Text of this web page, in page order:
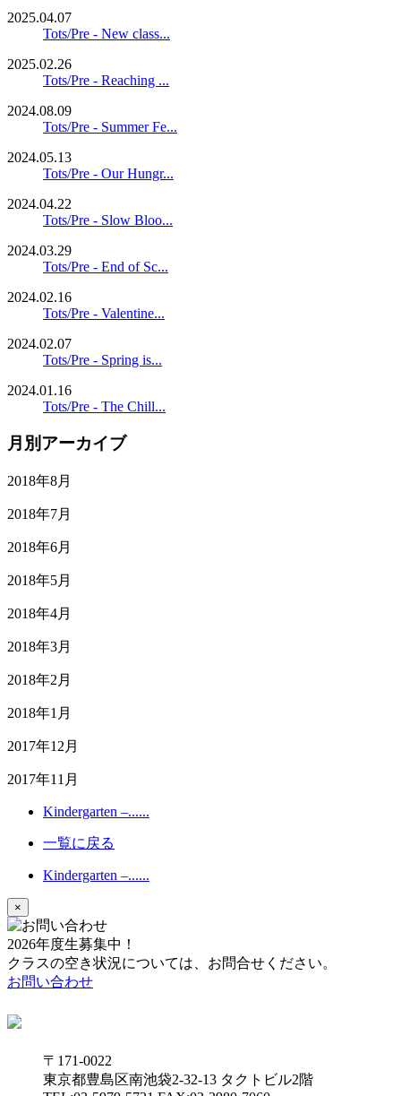
2025.04.07
Tots/Pre - New class...
2025.02.26
Tots/Pre - Reaching ...
2024.08.09
Tots/Pre - Summer Fe...
2024.05.13
Tots/Pre - Our Hungr...
2024.04.22
Tots/Pre - Slow Bloo...
2024.03.29
Tots/Pre - End of Sc...
2024.02.16
Tots/Pre - Valentine...
2024.02.07
Tots/Pre - Spring is...
2024.01.16
Tots/Pre - The Chill...
月別アーカイブ
2018年8月
2018年7月
2018年6月
2018年5月
2018年4月
2018年3月
2018年2月
2018年1月
2017年12月
2017年11月
Kindergarten –......
一覧に戻る
Kindergarten –......
×
2026年度生募集中！
クラスの空き状況については、お問合せください。
お問い合わせ
〒171-0022
東京都豊島区南池袋2-32-13 タクトビル2階